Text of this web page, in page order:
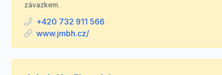
závazkem.
+420 732 911 566
www.jmbh.cz/